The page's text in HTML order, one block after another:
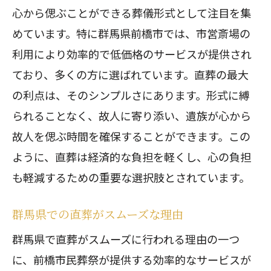
心から偲ぶことができる葬儀形式として注目を集
めています。特に群馬県前橋市では、市営斎場の
利用により効率的で低価格のサービスが提供され
ており、多くの方に選ばれています。直葬の最大
の利点は、そのシンプルさにあります。形式に縛
られることなく、故人に寄り添い、遺族が心から
故人を偲ぶ時間を確保することができます。この
ように、直葬は経済的な負担を軽くし、心の負担
も軽減するための重要な選択肢とされています。
群馬県での直葬がスムーズな理由
群馬県で直葬がスムーズに行われる理由の一つ
に、前橋市民葬祭が提供する効率的なサービスが